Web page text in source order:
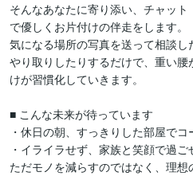
そんなあなたに寄り添い、チャット
で優しくお片付けの伴走をします。
気になる場所の写真を送って相談
やり取りしたりするだけで、重い
けが習慣化していきます。
■ こんな未来が待っています
・休日の朝、すっきりした部屋で
・イライラせず、家族と笑顔で過ご
ただモノを減らすのではなく、理想